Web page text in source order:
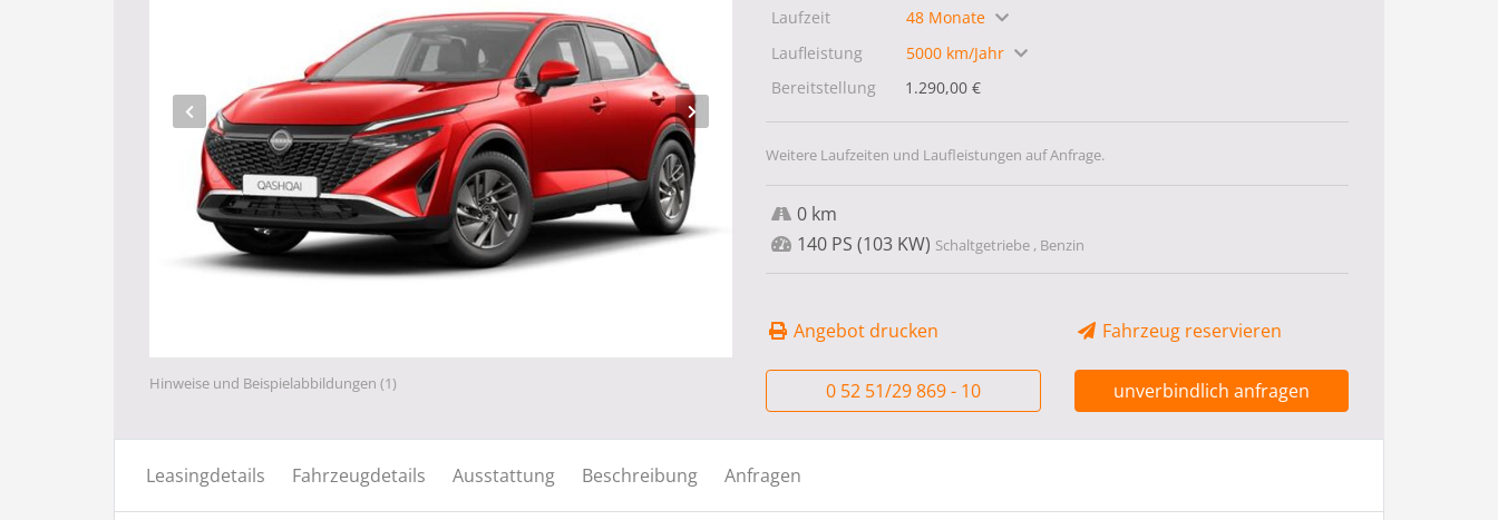
Hinweise und Beispielabbildungen (1)
Laufzeit
48 Monate
Laufleistung
5000 km/Jahr
Bereitstellung
1.290,00 €
Weitere Laufzeiten und Laufleistungen auf Anfrage.
0 km
140 PS (103 KW) Schaltgetriebe , Benzin
Angebot drucken Fahrzeug reservieren
0 52 51/29 869 - 10 unverbindlich anfragen
Leasingdetails Fahrzeugdetails Ausstattung Beschreibung Anfragen